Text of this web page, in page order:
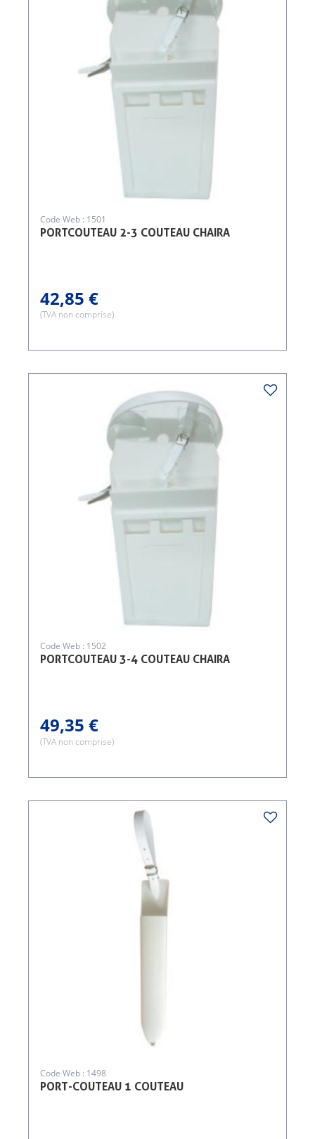
PORTCOUTEAU 2-3 COUTEAU CHAIRA
Code Web : 1501
42,85 €
(TVA non comprise)
PORTCOUTEAU 3-4 COUTEAU CHAIRA
Code Web : 1502
49,35 €
(TVA non comprise)
PORT-COUTEAU 1 COUTEAU
Code Web : 1498